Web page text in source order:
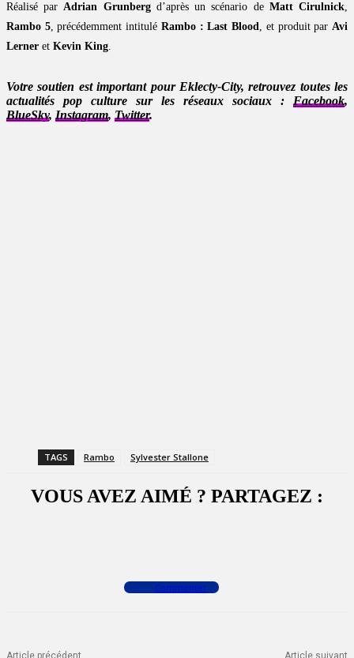
Réalisé parAdrian Grunbergd’après un scénario de Matt Cirulnick,
Rambo 5, précédemment intitulé Rambo : Last Blood, et produit parAvi
Lerner et Kevin King.
Votre soutien est important pour Eklecty-City, retrouvez toutes les
actualités pop culture sur les réseaux sociaux : Facebook,
BlueSky, Instagram, Twitter.
TAGS Rambo Sylvester Stallone
VOUS AVEZ AIMÉ ? PARTAGEZ :
Commenter
Article précédent Article suivant